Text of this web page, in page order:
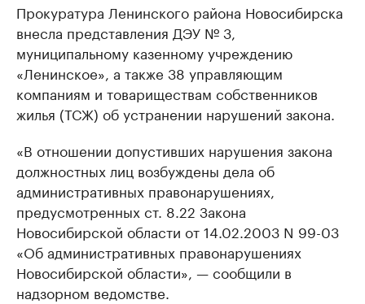
Прокуратура Ленинского района Новосибирска
внесла представления ДЭУ № 3,
муниципальному казенному учреждению
«Ленинское», а также 38 управляющим
компаниям и товариществам собственников
жилья (ТСЖ) об устранении нарушений закона.
«В отношении допустивших нарушения закона
должностных лиц возбуждены дела об
административных правонарушениях,
предусмотренных ст. 8.22 Закона
Новосибирской области от 14.02.2003 N 99-03
«Об административных правонарушениях
Новосибирской области», — сообщили в
надзорном ведомстве.